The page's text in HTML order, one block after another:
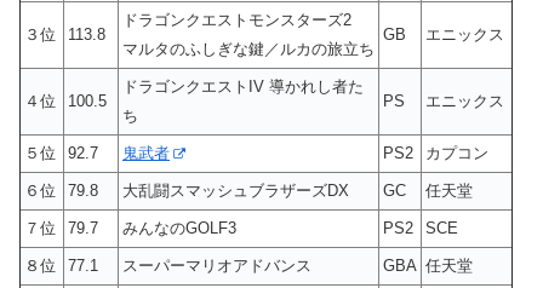
３位 113.8
ドラゴンクエストモンスターズ2
マルタのふしぎな鍵／ルカの旅立ち
GB エニックス
４位 100.5
ドラゴンクエストIV 導かれし者た
ち
PS エニックス
５位 92.7 鬼武者 PS2 カプコン
６位 79.8 大乱闘スマッシュブラザーズDX GC 任天堂
７位 79.7 みんなのGOLF3 PS2 SCE
８位 77.1 スーパーマリオアドバンス GBA 任天堂